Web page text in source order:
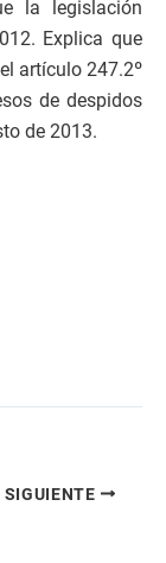
la legislación
Explica que
artículo 247.2º
de despidos
de 2013.
SIGUIENTE